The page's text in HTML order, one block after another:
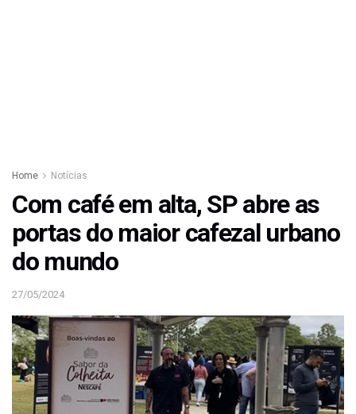
Home Notícias
Com café em alta, SP abre as
portas do maior cafezal urbano
do mundo
27/05/2024